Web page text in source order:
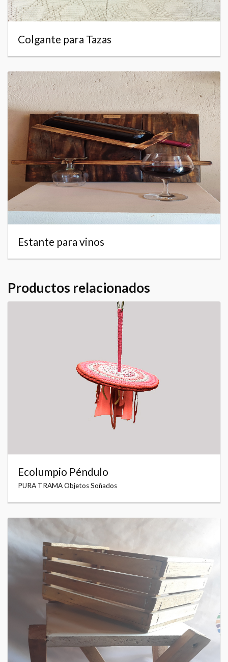
Colgante para Tazas
Estante para vinos
Productos relacionados
Ecolumpio Péndulo
PURA TRAMA Objetos Soñados